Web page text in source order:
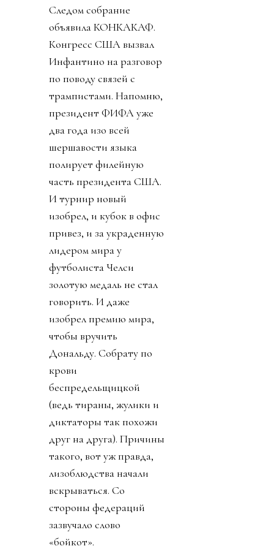
Следом собрание
объявила КОНКАКАФ.
Конгресс США вызвал
Инфантино на разговор
по поводу связей с
трампистами. Напомню,
президент ФИФА уже
два года изо всей
шершавости языка
полирует филейную
часть президента США.
И турнир новый
изобрел, и кубок в офис
привез, и за украденную
лидером мира у
футболиста Челси
золотую медаль не стал
говорить. И даже
изобрел премию мира,
чтобы вручить
Дональду. Собрату по
крови
беспредельщицкой
(ведь тираны, жулики и
диктаторы так похожи
друг на друга). Причины
такого, вот уж правда,
лизоблюдства начали
вскрываться. Со
стороны федераций
зазвучало слово
«бойкот».